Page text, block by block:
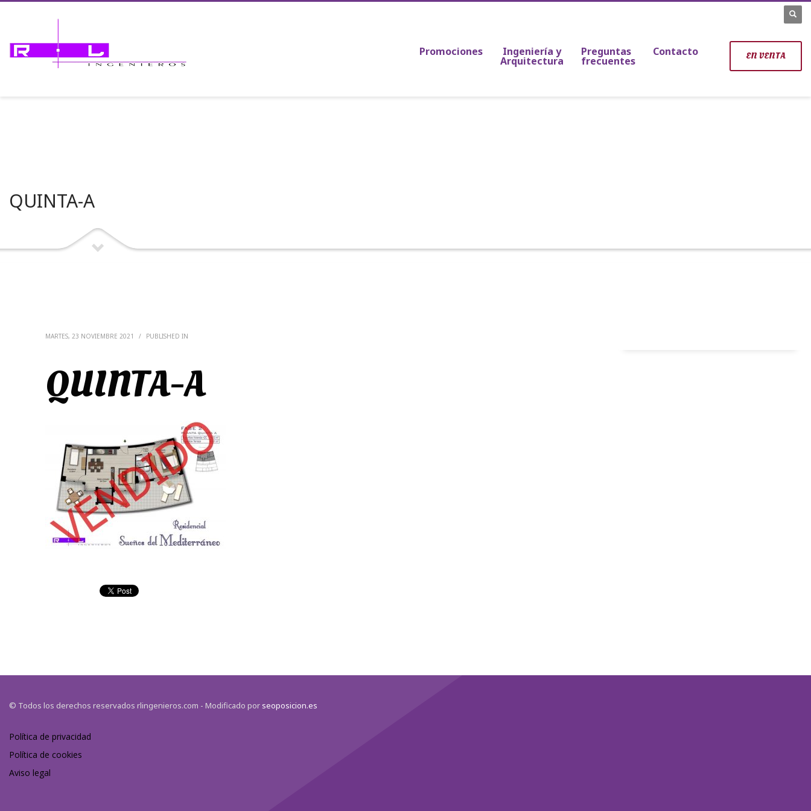
Promociones Ingeniería y
Arquitectura
Preguntas
frecuentes
Contacto EN VENTA
QUINTA-A
MARTES, 23 NOVIEMBRE 2021 / PUBLISHED IN
QUINTA-A
© Todos los derechos reservados rlingenieros.com - Modificado por seoposicion.es
Política de privacidad
Política de cookies
Aviso legal